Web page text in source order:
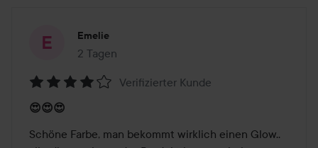
Emelie
2 Tagen
Der Beitrag wurde 2 Tagen erstellt
4
von
Verifizierter Kunde
😍😍😍
Schöne Farbe, man bekommt wirklich einen Glow..